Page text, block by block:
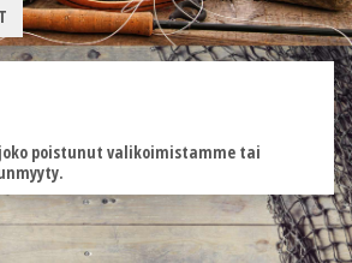
poistunut valikoimistamme tai